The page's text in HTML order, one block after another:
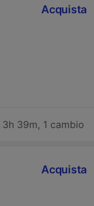
Acquista
3h 39m, 1 cambio
Acquista